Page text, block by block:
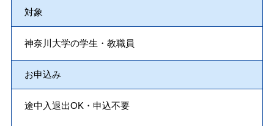
対象
神奈川大学の学生・教職員
お申込み
途中入退出OK・申込不要